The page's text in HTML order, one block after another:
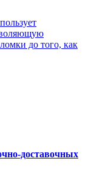
до того, как
доставочных